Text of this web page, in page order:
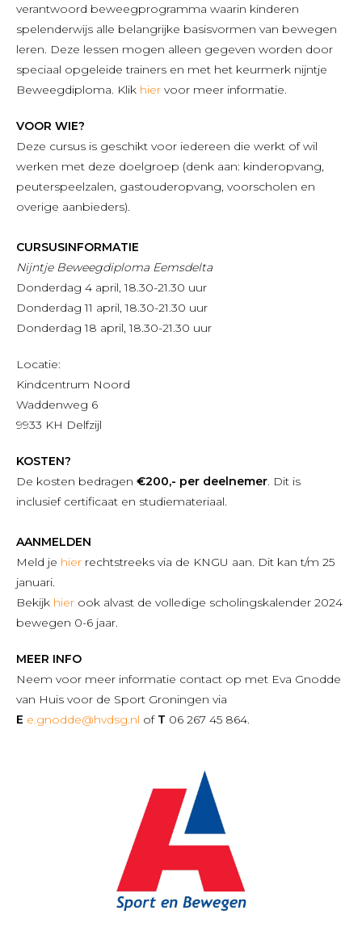
verantwoord beweegprogramma waarin kinderen
spelenderwijs alle belangrijke basisvormen van bewegen
leren. Deze lessen mogen alleen gegeven worden door
speciaal opgeleide trainers en met het keurmerk nijntje
Beweegdiploma. Klik hier voor meer informatie.
VOOR WIE?
Deze cursus is geschikt voor iedereen die werkt of wil
werken met deze doelgroep (denk aan: kinderopvang,
peuterspeelzalen, gastouderopvang, voorscholen en
overige aanbieders).
CURSUSINFORMATIE
Nijntje Beweegdiploma Eemsdelta
Donderdag 4 april, 18.30-21.30 uur
Donderdag 11 april, 18.30-21.30 uur
Donderdag 18 april, 18.30-21.30 uur
Locatie:
Kindcentrum Noord
Waddenweg 6
9933 KH Delfzijl
KOSTEN?
De kosten bedragen €200,- per deelnemer . Dit is
inclusief certificaat en studiemateriaal.
AANMELDEN
Meld je hier rechtstreeks via de KNGU aan. Dit kan t/m 25
januari.
Bekijk hier ook alvast de volledige scholingskalender 2024
bewegen 0-6 jaar.
MEER INFO
Neem voor meer informatie contact op met Eva Gnodde
van Huis voor de Sport Groningen via
E e.gnodde@hvdsg.nl of T 06 267 45 864.